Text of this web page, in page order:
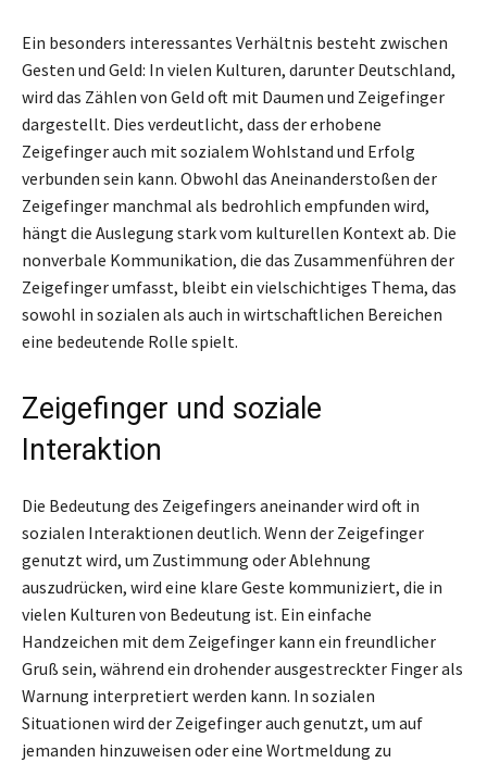
Ein besonders interessantes Verhältnis besteht zwischen
Gesten und Geld: In vielen Kulturen, darunter Deutschland,
wird das Zählen von Geld oft mit Daumen und Zeigefinger
dargestellt. Dies verdeutlicht, dass der erhobene
Zeigefinger auch mit sozialem Wohlstand und Erfolg
verbunden sein kann. Obwohl das Aneinanderstoßen der
Zeigefinger manchmal als bedrohlich empfunden wird,
hängt die Auslegung stark vom kulturellen Kontext ab. Die
nonverbale Kommunikation, die das Zusammenführen der
Zeigefinger umfasst, bleibt ein vielschichtiges Thema, das
sowohl in sozialen als auch in wirtschaftlichen Bereichen
eine bedeutende Rolle spielt.
Zeigefinger und soziale
Interaktion
Die Bedeutung des Zeigefingers aneinander wird oft in
sozialen Interaktionen deutlich. Wenn der Zeigefinger
genutzt wird, um Zustimmung oder Ablehnung
auszudrücken, wird eine klare Geste kommuniziert, die in
vielen Kulturen von Bedeutung ist. Ein einfache
Handzeichen mit dem Zeigefinger kann ein freundlicher
Gruß sein, während ein drohender ausgestreckter Finger als
Warnung interpretiert werden kann. In sozialen
Situationen wird der Zeigefinger auch genutzt, um auf
jemanden hinzuweisen oder eine Wortmeldung zu